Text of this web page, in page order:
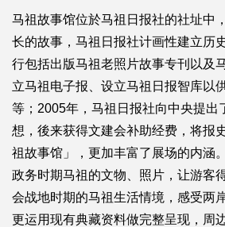
马祖故事馆位於马祖日报社的社址中
长的故事，马祖日报社计画性建立历
行包括出版马祖老照片故事专刊以及
立马祖电子报、设立马祖日报智库以
等；2005年，马祖日报社向中央提出
想，後来获得文建会补助经费，将报
祖故事馆」，更加丰富了展场的内涵
政务时期马祖的文物、照片，让游客
会战地时期的马祖生活情境，感受两
更运用现有典藏资料做完整呈现，周